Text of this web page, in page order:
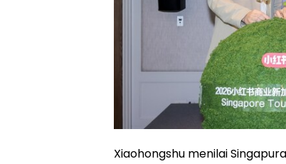
Xiaohongshu menilai